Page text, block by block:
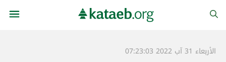
الأربعاء 31 آب 2022 07:23:03